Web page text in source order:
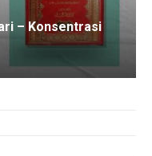
– Konsentrasi